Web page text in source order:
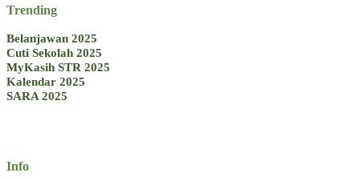
Trending
Belanjawan 2025
Cuti Sekolah 2025
MyKasih STR 2025
Kalendar 2025
SARA 2025
Info